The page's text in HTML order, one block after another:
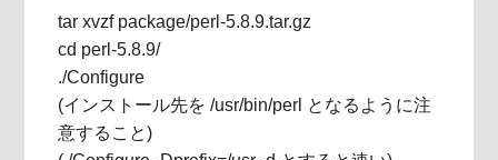
tar xvzf package/perl-5.8.9.tar.gz
cd perl-5.8.9/
./Configure
(インストール先を /usr/bin/perl となるように注
意すること)